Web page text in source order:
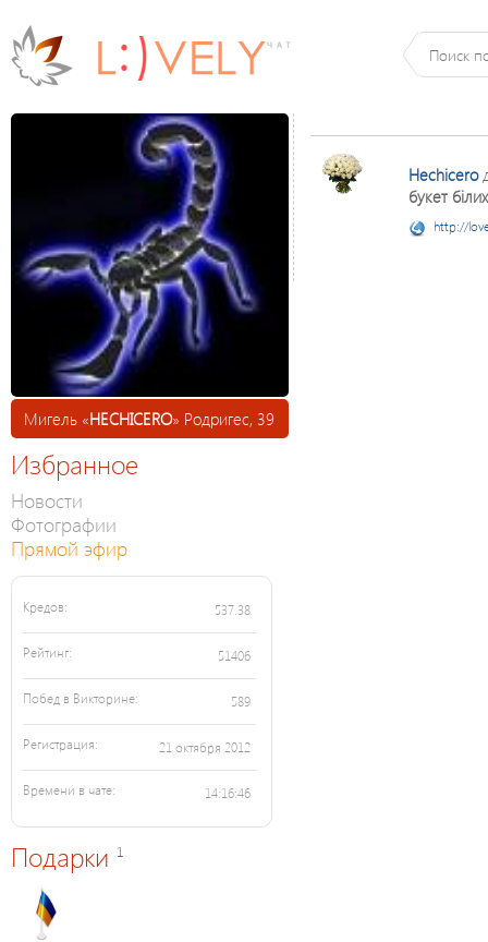
Мигель «HECHICERO» Родригес, 39
Избранное
Новости
Фотографии
Прямой эфир
Кредов: 537.38
Рейтинг: 51406
Побед в Викторине: 589
Регистрация: 21 октября 2012
Времени в чате: 14:16:46
Подарки 1
Hechicero
букет
http://